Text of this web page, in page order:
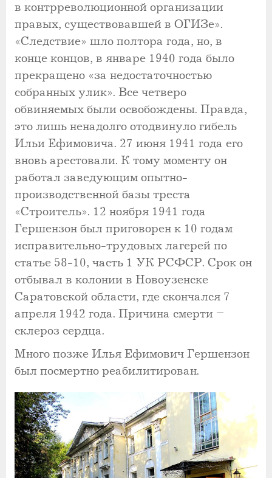
в контрреволюционной организации
правых, существовавшей в ОГИЗе».
«Следствие» шло полтора года, но, в
конце концов, в январе 1940 года было
прекращено «за недостаточностью
собранных улик». Все четверо
обвиняемых были освобождены. Правда,
это лишь ненадолго отодвинуло гибель
Ильи Ефимовича. 27 июня 1941 года его
вновь арестовали. К тому моменту он
работал заведующим опытно-
производственной базы треста
«Строитель». 12 ноября 1941 года
Гершензон был приговорен к 10 годам
исправительно-трудовых лагерей по
статье 58-10, часть 1 УК РСФСР. Срок он
отбывал в колонии в Новоузенске
Саратовской области, где скончался 7
апреля 1942 года. Причина смерти –
склероз сердца.
Много позже Илья Ефимович Гершензон
был посмертно реабилитирован.